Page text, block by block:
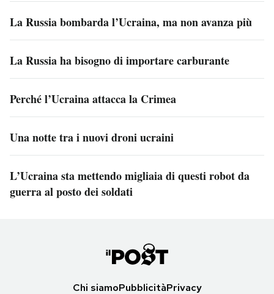
La Russia bombarda l’Ucraina, ma non avanza più
La Russia ha bisogno di importare carburante
Perché l’Ucraina attacca la Crimea
Una notte tra i nuovi droni ucraini
L’Ucraina sta mettendo migliaia di questi robot da
guerra al posto dei soldati
Chi siamoPubblicitàPrivacy